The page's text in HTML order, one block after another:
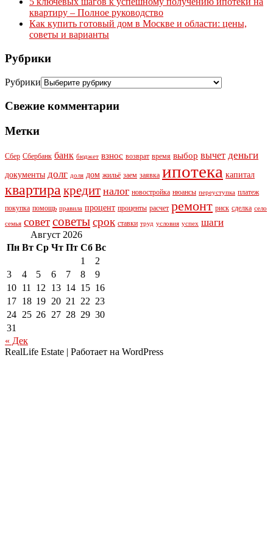
квартиру – Полное руководство
Как купить готовый дом в Москве и области: цены,
советы и варианты
Рубрики
Рубрики
Свежие комментарии
Метки
Сбер Сбербанк банк бюджет взнос возврат время выбор вычет деньги
документы долг доля дом жильё заем заявка ипотека капитал
квартира кредит налог новостройка нюансы переуступка платеж
покупка помощь правила процент проценты расчет ремонт риск сделка село
семья советсоветысрок ставки труд условия успех шаги
Август 2026
Пн Вт Ср Чт Пт Сб Вс
1
2
3
4 5 6 7 8
9
10 11 12 13 14 15 16
17 18 19 20 21 22 23
24 25 26 27 28 29 30
31
« Дек
RealLife Estate | Работает на WordPress